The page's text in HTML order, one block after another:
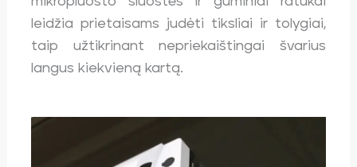
leidžia prietaisams judėti tiksliai ir tolygiai,
taip užtikrinant nepriekaištingai švarius
langus kiekvieną kartą.